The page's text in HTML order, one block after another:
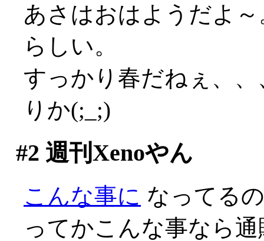
あさはおはようだよ
らしい。
すっかり春だねぇ、
りか(;_;)
#2 週刊Xenoやん
こんな事に なってる
ってかこんな事なら